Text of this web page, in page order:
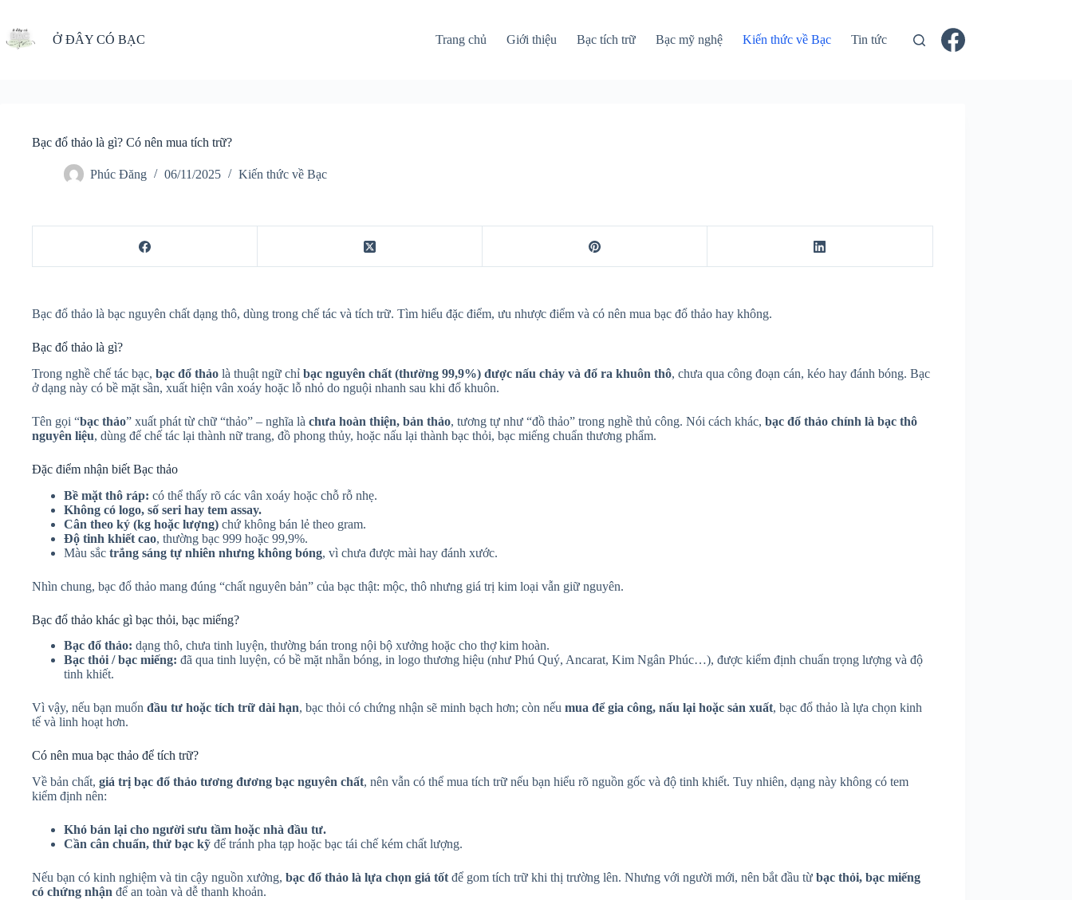
phần
nội
Ở ĐÂY CÓ BẠC Trang chủ Giới thiệu Bạc tích trữ Bạc mỹ nghệ Kiến thức về Bạc Tin tức
Bạc đổ thảo là gì? Có nên mua tích trữ?
Phúc Đăng 06/11/2025 Kiến thức về Bạc
Bạc đổ thảo là bạc nguyên chất dạng thô, dùng trong chế tác và tích trữ. Tìm hiểu đặc điểm, ưu nhược điểm và có nên mua bạc đổ thảo hay không.
Bạc đổ thảo là gì?
Trong nghề chế tác bạc, bạc đổ thảo là thuật ngữ chỉ bạc nguyên chất (thường 99,9%) được nấu chảy và đổ ra khuôn thô, chưa qua công đoạn cán, kéo hay đánh bóng. Bạc
ở dạng này có bề mặt sần, xuất hiện vân xoáy hoặc lỗ nhỏ do nguội nhanh sau khi đổ khuôn.
Tên gọi “bạc thảo” xuất phát từ chữ “thảo” – nghĩa là chưa hoàn thiện, bản thảo, tương tự như “đồ thảo” trong nghề thủ công. Nói cách khác, bạc đổ thảo chính là bạc thô
nguyên liệu, dùng để chế tác lại thành nữ trang, đồ phong thủy, hoặc nấu lại thành bạc thỏi, bạc miếng chuẩn thương phẩm.
Đặc điểm nhận biết Bạc thảo
Bề mặt thô ráp: có thể thấy rõ các vân xoáy hoặc chỗ rỗ nhẹ.
Không có logo, số seri hay tem assay.
Cân theo ký (kg hoặc lượng) chứ không bán lẻ theo gram.
Độ tinh khiết cao, thường bạc 999 hoặc 99,9%.
Màu sắc trắng sáng tự nhiên nhưng không bóng, vì chưa được mài hay đánh xước.
Nhìn chung, bạc đổ thảo mang đúng “chất nguyên bản” của bạc thật: mộc, thô nhưng giá trị kim loại vẫn giữ nguyên.
Bạc đổ thảo khác gì bạc thỏi, bạc miếng?
Bạc đổ thảo: dạng thô, chưa tinh luyện, thường bán trong nội bộ xưởng hoặc cho thợ kim hoàn.
Bạc thỏi / bạc miếng: đã qua tinh luyện, có bề mặt nhẵn bóng, in logo thương hiệu (như Phú Quý, Ancarat, Kim Ngân Phúc…), được kiểm định chuẩn trọng lượng và độ
tinh khiết.
Vì vậy, nếu bạn muốn đầu tư hoặc tích trữ dài hạn, bạc thỏi có chứng nhận sẽ minh bạch hơn; còn nếu mua để gia công, nấu lại hoặc sản xuất, bạc đổ thảo là lựa chọn kinh
tế và linh hoạt hơn.
Có nên mua bạc thảo để tích trữ?
Về bản chất, giá trị bạc đổ thảo tương đương bạc nguyên chất, nên vẫn có thể mua tích trữ nếu bạn hiểu rõ nguồn gốc và độ tinh khiết. Tuy nhiên, dạng này không có tem
kiểm định nên:
Khó bán lại cho người sưu tầm hoặc nhà đầu tư.
Cần cân chuẩn, thử bạc kỹ để tránh pha tạp hoặc bạc tái chế kém chất lượng.
Nếu bạn có kinh nghiệm và tin cậy nguồn xưởng, bạc đổ thảo là lựa chọn giá tốt để gom tích trữ khi thị trường lên. Nhưng với người mới, nên bắt đầu từ bạc thỏi, bạc miếng
có chứng nhận để an toàn và dễ thanh khoản.